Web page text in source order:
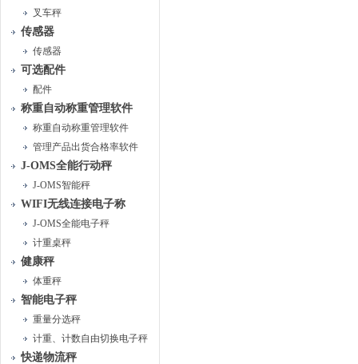
叉车秤
传感器
传感器
可选配件
配件
称重自动称重管理软件
称重自动称重管理软件
管理产品出货合格率软件
J-OMS全能行动秤
J-OMS智能秤
WIFI无线连接电子称
J-OMS全能电子秤
计重桌秤
健康秤
体重秤
智能电子秤
重量分选秤
计重、计数自由切换电子秤
快递物流秤